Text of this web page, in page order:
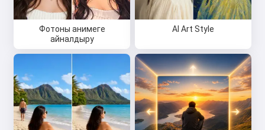
Фотоны анимеге
айналдыру
AI Art Style